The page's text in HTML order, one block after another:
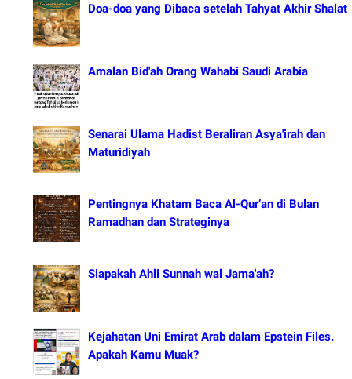
Doa-doa yang Dibaca setelah Tahyat Akhir Shalat
Amalan Bid'ah Orang Wahabi Saudi Arabia
Senarai Ulama Hadist Beraliran Asya'irah dan
Maturidiyah
Pentingnya Khatam Baca Al-Qur’an di Bulan
Ramadhan dan Strateginya
Siapakah Ahli Sunnah wal Jama'ah?
Kejahatan Uni Emirat Arab dalam Epstein Files.
Apakah Kamu Muak?